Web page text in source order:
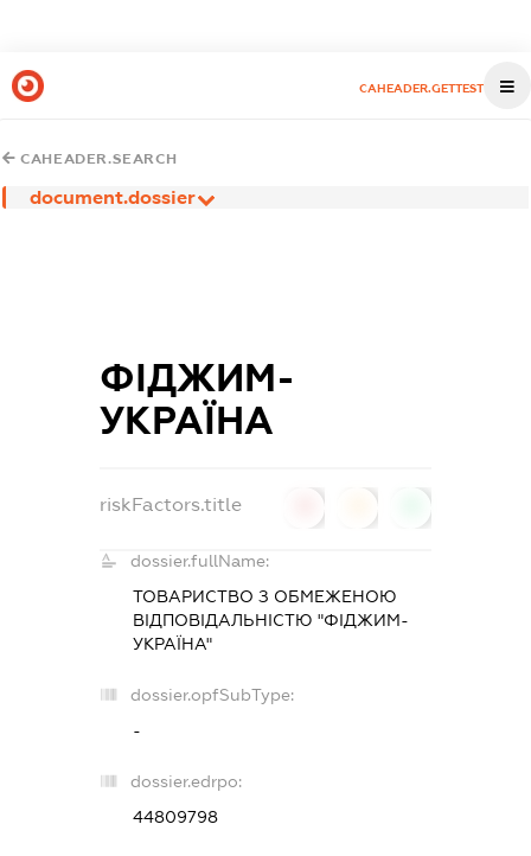
CAHEADER.GETTEST
CAHEADER.SEARCH
document.dossier
ФІДЖИМ-
УКРАЇНА
riskFactors.title
dossier.fullName:
ТОВАРИСТВО З ОБМЕЖЕНОЮ
ВІДПОВІДАЛЬНІСТЮ "ФІДЖИМ-
УКРАЇНА"
dossier.opfSubType:
-
dossier.edrpo:
44809798